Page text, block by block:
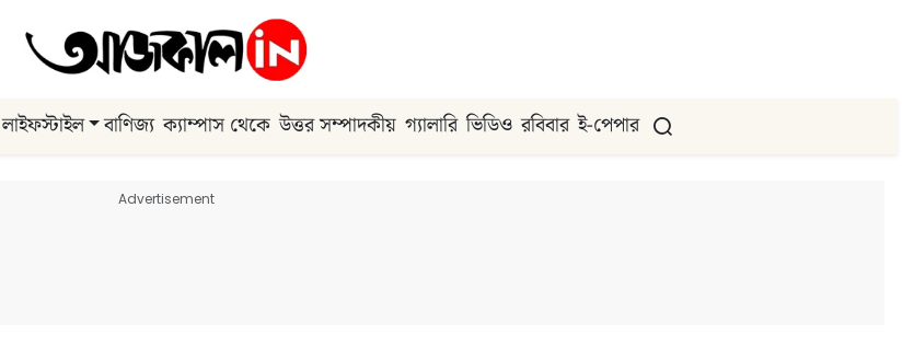
লাইফস্টাইল বাণিজ্য ক্যাম্পাস থেকে উত্তর সম্পাদকীয় গ্যালারি ভিডিও রবিবার ই-পেপার
Advertisement